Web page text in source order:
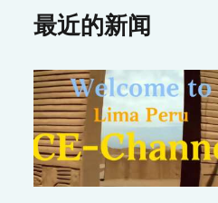
最近的新闻